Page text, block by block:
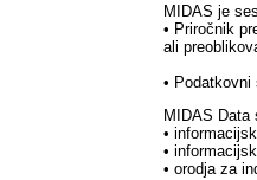
MIDAS je
• Priročnik
ali
•
MIDAS Data
•
•
• orodja za